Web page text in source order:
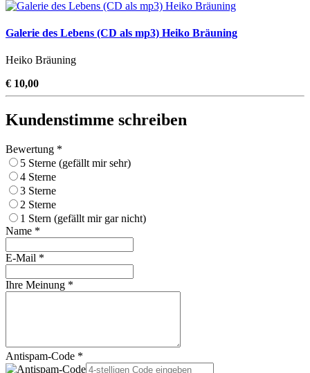
Galerie des Lebens (CD als mp3) Heiko Bräuning
Heiko Bräuning
€ 10,00
Kundenstimme schreiben
Bewertung *
5 Sterne (gefällt mir sehr)
4 Sterne
3 Sterne
2 Sterne
1 Stern (gefällt mir gar nicht)
Name *
E-Mail *
Ihre Meinung *
Antispam-Code *